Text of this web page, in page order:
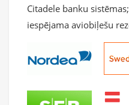
Citadele banku
iespējama aviobiļešu